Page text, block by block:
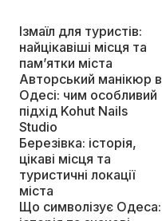
Ізмаїл для туристів:
найцікавіші місця та
пам’ятки міста
Авторський манікюр в
Одесі: чим особливий
підхід Kohut Nails
Studio
Березівка: історія,
цікаві місця та
туристичні локації
міста
Що символізує Одеса: